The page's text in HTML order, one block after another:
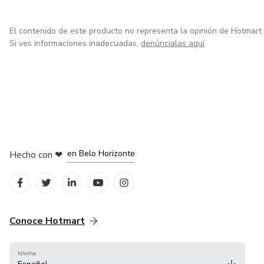
El contenido de este producto no representa la opinión de Hotmart.
Si ves informaciones inadecuadas, denúncialas aquí
Hecho con ❤ en Belo Horizonte
Conoce Hotmart
Idioma